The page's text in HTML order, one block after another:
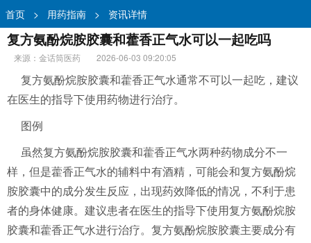
首页 > 用药指南 > 资讯详情
复方氨酚烷胺胶囊和藿香正气水可以一起吃吗
来源：金话筒医药
2026-06-03 09:20:05
复方氨酚烷胺胶囊和藿香正气水通常不可以一起吃，建议
在医生的指导下使用药物进行治疗。
图例
虽然复方氨酚烷胺胶囊和藿香正气水两种药物成分不一
样，但是藿香正气水的辅料中有酒精，可能会和复方氨酚烷
胺胶囊中的成分发生反应，出现药效降低的情况，不利于患
者的身体健康。建议患者在医生的指导下使用复方氨酚烷胺
胶囊和藿香正气水进行治疗。复方氨酚烷胺胶囊主要成分有